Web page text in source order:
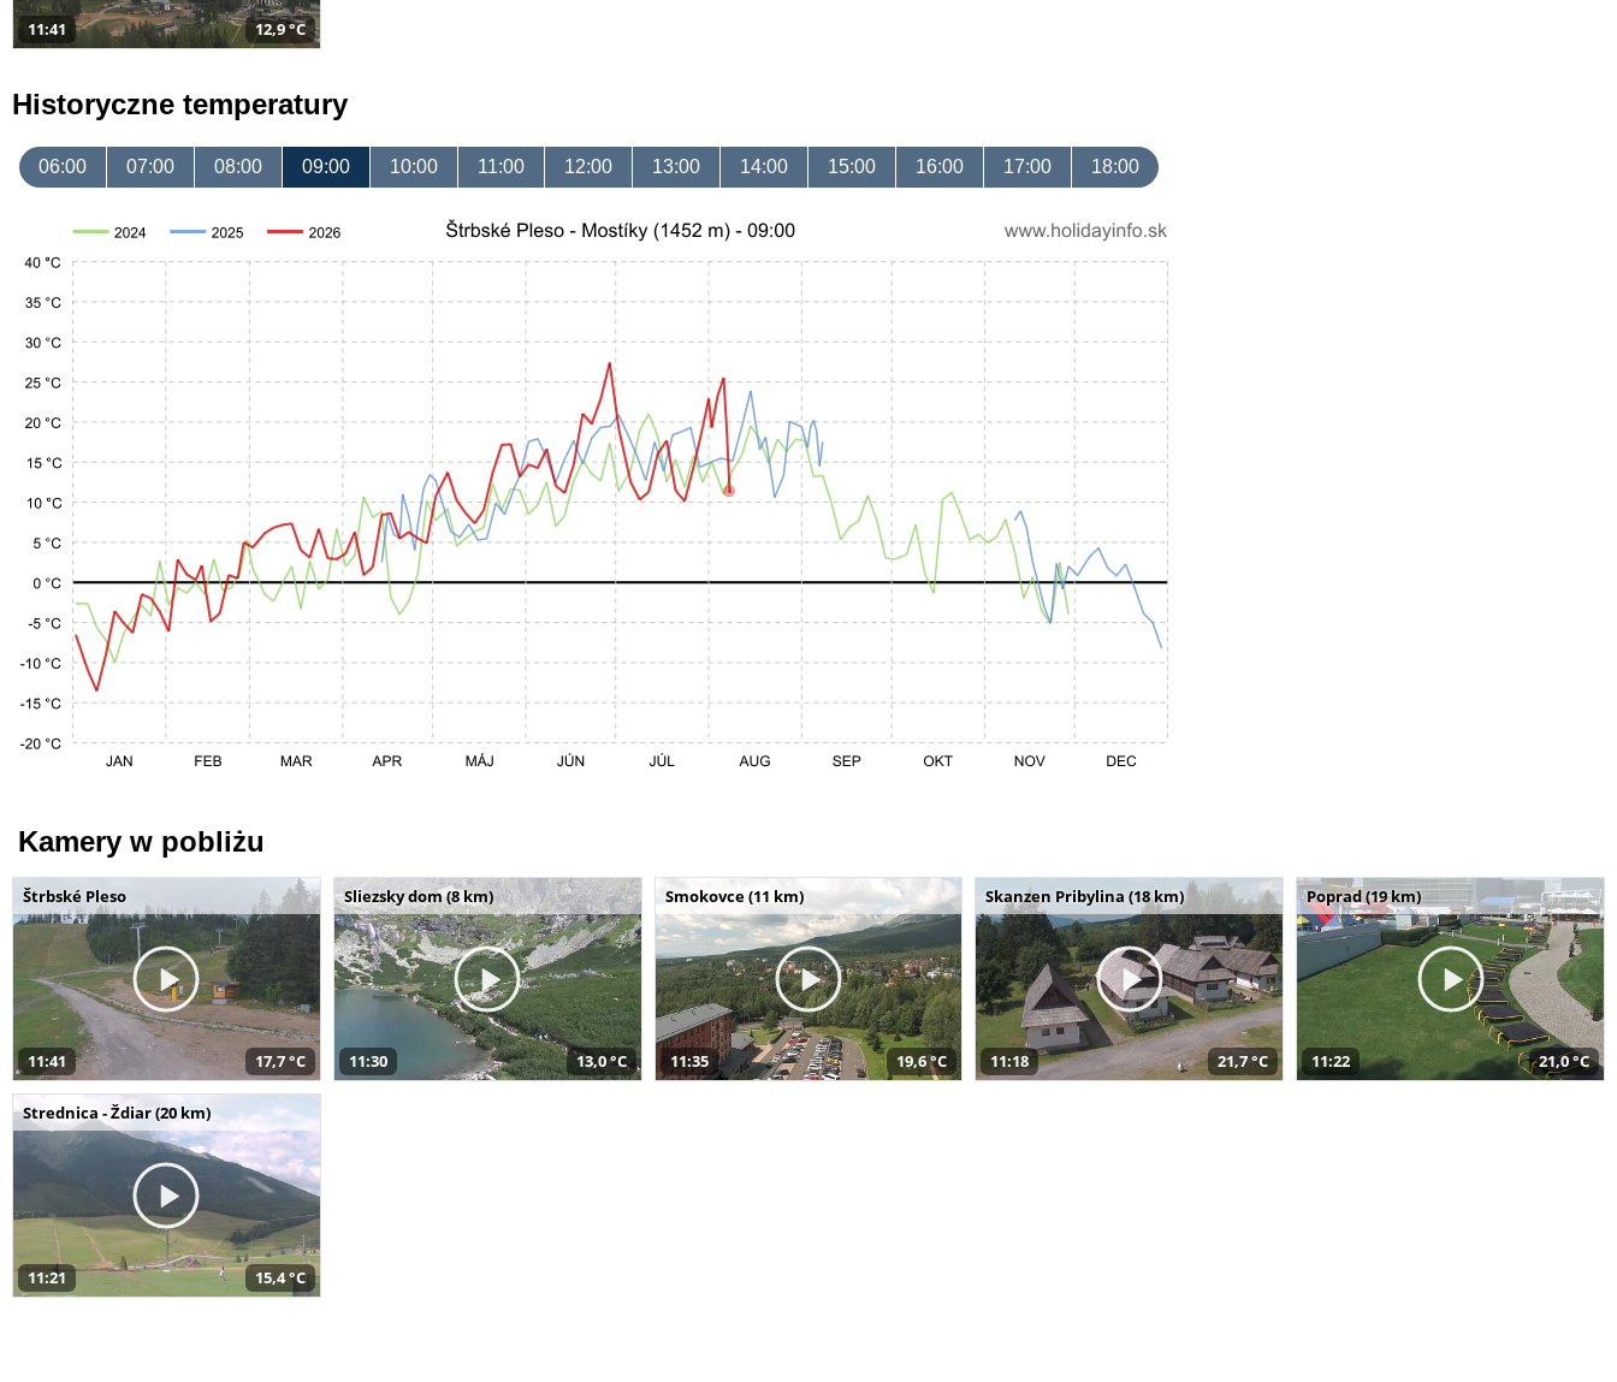
11:41 12,9 °C
Historyczne temperatury
06:00 07:00 08:00 09:00 10:00 11:00 12:00 13:00 14:00 15:00 16:00 17:00 18:00
Kamery w pobliżu
Štrbské Pleso
11:41 17,7 °C
Sliezsky dom (8 km)
11:30 13,0 °C
Smokovce (11 km)
11:35 19,6 °C
Skanzen Pribylina (18 km)
11:18 21,7 °C
Poprad (19 km)
11:22 21,0 °C
Strednica - Ždiar (20 km)
11:21 15,4 °C